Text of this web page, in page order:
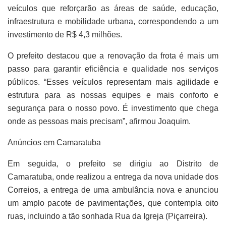
veículos que reforçarão as áreas de saúde, educação,
infraestrutura e mobilidade urbana, correspondendo a um
investimento de R$ 4,3 milhões.
O prefeito destacou que a renovação da frota é mais um
passo para garantir eficiência e qualidade nos serviços
públicos. “Esses veículos representam mais agilidade e
estrutura para as nossas equipes e mais conforto e
segurança para o nosso povo. É investimento que chega
onde as pessoas mais precisam”, afirmou Joaquim.
Anúncios em Camaratuba
Em seguida, o prefeito se dirigiu ao Distrito de
Camaratuba, onde realizou a entrega da nova unidade dos
Correios, a entrega de uma ambulância nova e anunciou
um amplo pacote de pavimentações, que contempla oito
ruas, incluindo a tão sonhada Rua da Igreja (Piçarreira).